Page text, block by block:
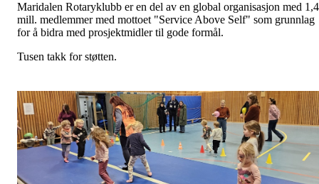
Maridalen Rotaryklubb er en del av en global organisasjon med 1,4
mill. medlemmer med mottoet "Service Above Self" som grunnlag
for å bidra med prosjektmidler til gode formål.
Tusen takk for støtten.